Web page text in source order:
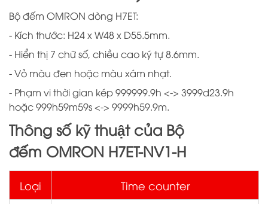
Bộ đếm OMRON dòng H7ET:
- Kích thước: H24 x W48 x D55.5mm.
- Hiển thị 7 chữ số, chiều cao ký tự 8.6mm.
- Vỏ màu đen hoặc màu xám nhạt.
- Phạm vi thời gian kép 999999.9h <-> 3999d23.9h
hoặc 999h59m59s <-> 9999h59.9m.
Thông số kỹ thuật của Bộ
đếm OMRON H7ET-NV1-H
Loại Time counter